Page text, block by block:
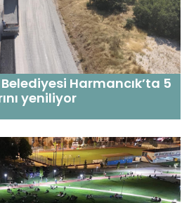
Harmancık’ta 5
yeniliyor